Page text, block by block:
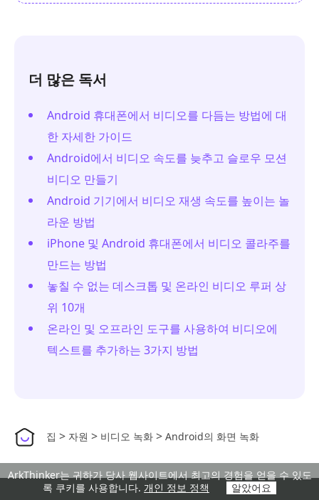
더 많은 독서
Android 휴대폰에서 비디오를 다듬는 방법에 대
한 자세한 가이드
Android에서 비디오 속도를 늦추고 슬로우 모션
비디오 만들기
Android 기기에서 비디오 재생 속도를 높이는 놀
라운 방법
iPhone 및 Android 휴대폰에서 비디오 콜라주를
만드는 방법
놓칠 수 없는 데스크톱 및 온라인 비디오 루퍼 상
위 10개
온라인 및 오프라인 도구를 사용하여 비디오에
텍스트를 추가하는 3가지 방법
집 > 자원 > 비디오 녹화 > Android의 화면 녹화
ArkThinker는 귀하가 당사 웹사이트에서 최고의 경험을 얻을 수 있도
록 쿠키를 사용합니다. 개인 정보 정책 알았어요